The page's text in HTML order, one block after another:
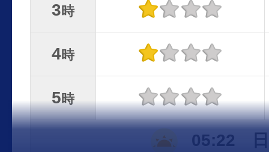
3時
4時
5時
05:22 日